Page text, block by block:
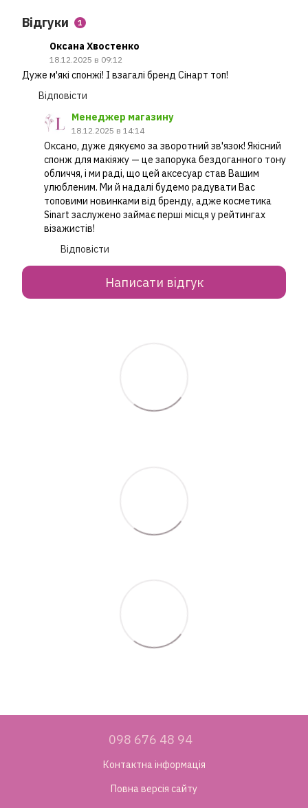
Відгуки 1
Оксана Хвостенко
18.12.2025 в 09:12
Дуже м'які спонжі! І взагалі бренд Сінарт топ!
Відповісти
Менеджер магазину
18.12.2025 в 14:14
Оксано, дуже дякуємо за зворотний зв'язок! Якісний
спонж для макіяжу — це запорука бездоганного тону
обличчя, і ми раді, що цей аксесуар став Вашим
улюбленим. Ми й надалі будемо радувати Вас
топовими новинками від бренду, адже косметика
Sinart заслужено займає перші місця у рейтингах
візажистів!
Відповісти
Написати відгук
098 676 48 94
Контактна інформація
Повна версія сайту